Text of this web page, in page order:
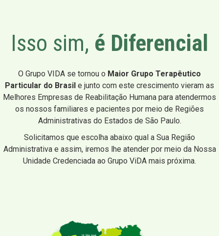
Isso sim, é Diferencial
O Grupo VIDA se tornou o Maior Grupo Terapêutico
Particular do Brasil e junto com este crescimento vieram as
Melhores Empresas de Reabilitação Humana para atendermos
os nossos familiares e pacientes por meio de Regiões
Administrativas do Estados de São Paulo.
Solicitamos que escolha abaixo qual a Sua Região
Administrativa e assim, iremos lhe atender por meio da Nossa
Unidade Credenciada ao Grupo ViDA mais próxima.